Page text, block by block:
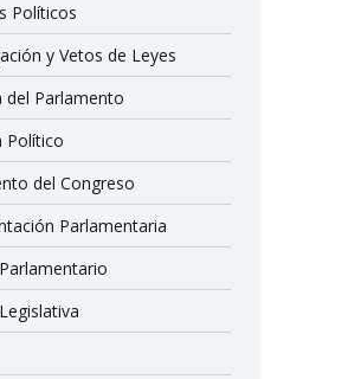
Políticos
y Vetos de Leyes
del Parlamento
Político
del Congreso
Parlamentaria